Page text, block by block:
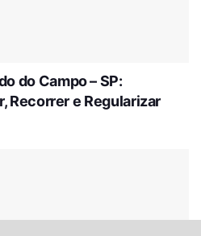
do Campo – SP:
Recorrer e Regularizar